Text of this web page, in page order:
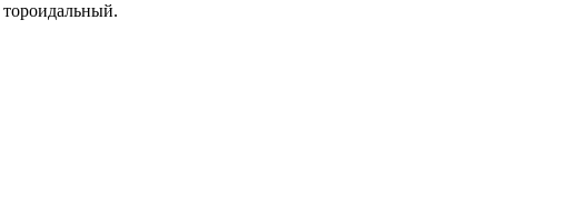
тороидальный.